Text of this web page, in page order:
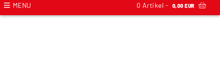
MENU 0 Artikel - 0,00 EUR